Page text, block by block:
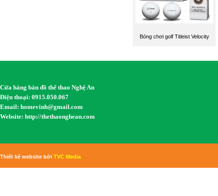
Bóng chơi golf Titleist Velocity
Cửa hàng bán đồ thể thao Nghệ An
Điện thoại: 0915.050.067
Email: homevinh@gmail.com
Website: http://thethaonghean.com
Thiết kế website bởi TVC Media